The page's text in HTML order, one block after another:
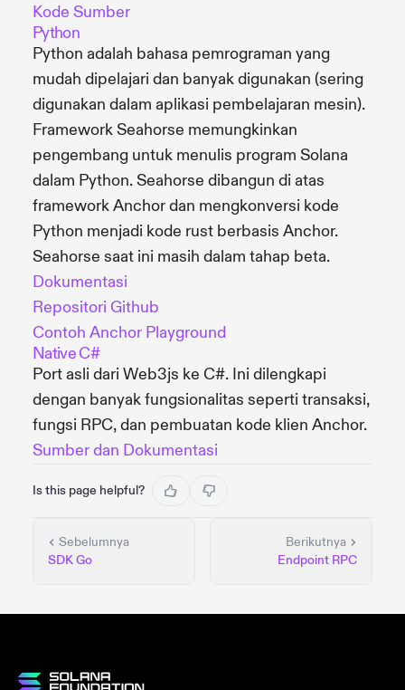
Kode Sumber
Python
Python adalah bahasa pemrograman yang
mudah dipelajari dan banyak digunakan (sering
digunakan dalam aplikasi pembelajaran mesin).
Framework Seahorse memungkinkan
pengembang untuk menulis program Solana
dalam Python. Seahorse dibangun di atas
framework Anchor dan mengkonversi kode
Python menjadi kode rust berbasis Anchor.
Seahorse saat ini masih dalam tahap beta.
Dokumentasi
Repositori Github
Contoh Anchor Playground
Native C#
Port asli dari Web3js ke C#. Ini dilengkapi
dengan banyak fungsionalitas seperti transaksi,
fungsi RPC, dan pembuatan kode klien Anchor.
Sumber dan Dokumentasi
Is this page helpful?
Sebelumnya
SDK Go
Berikutnya
Endpoint RPC